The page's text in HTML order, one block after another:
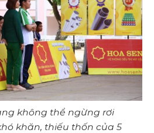
không thể ngừng rơi
khăn, thiếu thốn của 5